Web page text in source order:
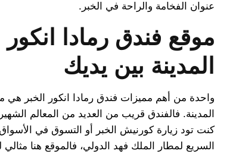
عنوان الفخامة والراحة في الخبر.
موقع فندق رمادا
المدينة بين يديك
واحدة من أهم مميزات فندق رمادا انكور الخبر هي
المدينة. فالفندق قريب من العديد من المعالم
كنت تود زيارة كورنيش الخبر أو التسوق في
السريع لمطار الملك فهد الدولي، فالموقع هنا مثالي